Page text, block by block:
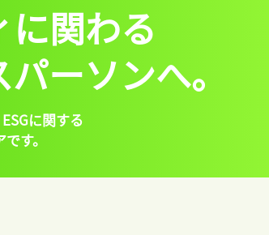
に関わる
ーソンへ。
に関する
す。